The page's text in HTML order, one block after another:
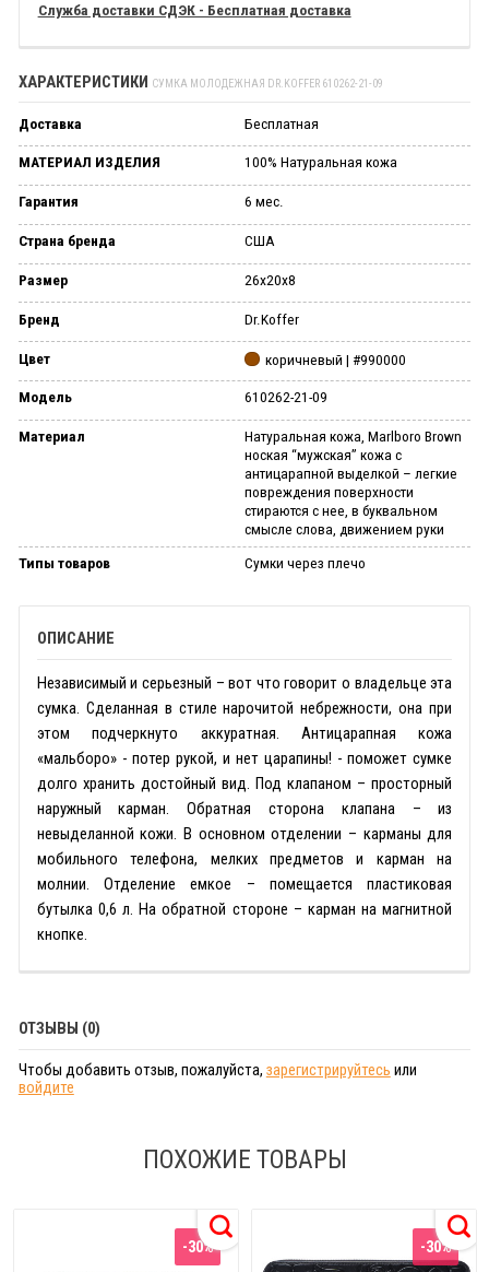
Служба доставки СДЭК - Бесплатная доставка
ХАРАКТЕРИСТИКИ СУМКА МОЛОДЕЖНАЯ DR.KOFFER 610262-21-09
Доставка Бесплатная
МАТЕРИАЛ ИЗДЕЛИЯ 100% Натуральная кожа
Гарантия 6 мес.
Страна бренда США
Размер 26x20x8
Бренд Dr.Koffer
Цвет коричневый | #990000
Модель 610262-21-09
Материал
Натуральная кожа, Marlboro Brown
ноская “мужская” кожа с
антицарапной выделкой – легкие
повреждения поверхности
стираются с нее, в буквальном
смысле слова, движением руки
Типы товаров
Сумки через плечо
ОПИСАНИЕ
Независимый и серьезный – вот что говорит о владельце эта
сумка. Сделанная в стиле нарочитой небрежности, она при
этом подчеркнуто аккуратная. Антицарапная кожа
«мальборо» - потер рукой, и нет царапины! - поможет сумке
долго хранить достойный вид. Под клапаном – просторный
наружный карман. Обратная сторона клапана – из
невыделанной кожи. В основном отделении – карманы для
мобильного телефона, мелких предметов и карман на
молнии. Отделение емкое – помещается пластиковая
бутылка 0,6 л. На обратной стороне – карман на магнитной
кнопке.
ОТЗЫВЫ (0)
Чтобы добавить отзыв, пожалуйста, зарегистрируйтесь или
войдите
ПОХОЖИЕ ТОВАРЫ
-30% -30%